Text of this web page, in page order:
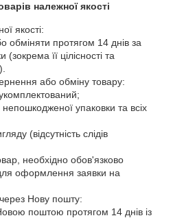
належної якості
якості:
обміняти протягом 14 днів за
її цілісності та
або обміну товару:
непошкодженої упаковки та всіх
(відсутність слідів
необхідно обов'язково
оформлення заявки на
Нову пошту:
поштою протягом 14 днів із